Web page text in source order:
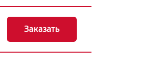
Заказать